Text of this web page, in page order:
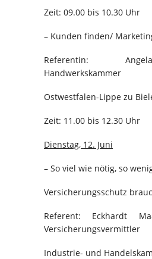
Zeit: 09.00 bis 10.30 Uhr
– Kunden finden/
Referentin:
Handwerkskammer
Ostwestfalen-Lippe zu
Zeit: 11.00 bis 12.30 Uhr
Dienstag, 12. Juni
– So viel wie nötig, so
Versicherungsschutz
Referent: Eckhardt
Versicherungsvermittler
Industrie- und